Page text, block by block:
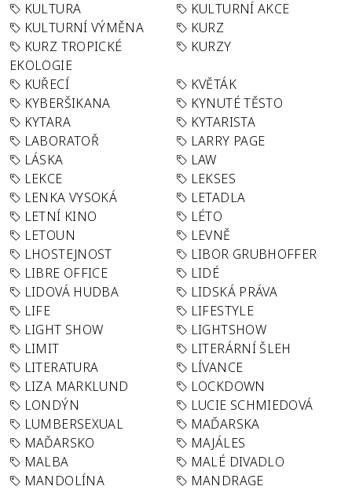
KULTURA
KULTURNÍ AKCE
KULTURNÍ VÝMĚNA
KURZ
KURZ TROPICKÉ
EKOLOGIE
KURZY
KUŘECÍ
KVĚTÁK
KYBERŠIKANA
KYNUTÉ TĚSTO
KYTARA
KYTARISTA
LABORATOŘ
LARRY PAGE
LÁSKA
LAW
LEKCE
LEKSES
LENKA VYSOKÁ
LETADLA
LETNÍ KINO
LÉTO
LETOUN
LEVNĚ
LHOSTEJNOST
LIBOR GRUBHOFFER
LIBRE OFFICE
LIDÉ
LIDOVÁ HUDBA
LIDSKÁ PRÁVA
LIFE
LIFESTYLE
LIGHT SHOW
LIGHTSHOW
LIMIT
LITERÁRNÍ ŠLEH
LITERATURA
LÍVANCE
LIZA MARKLUND
LOCKDOWN
LONDÝN
LUCIE SCHMIEDOVÁ
LUMBERSEXUAL
MAĎARSKA
MAĎARSKO
MAJÁLES
MALBA
MALÉ DIVADLO
MANDOLÍNA
MANDRAGE